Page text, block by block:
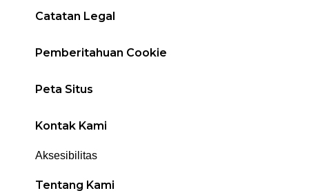
Catatan Legal
Pemberitahuan Cookie
Peta Situs
Kontak Kami
Aksesibilitas
Tentang Kami